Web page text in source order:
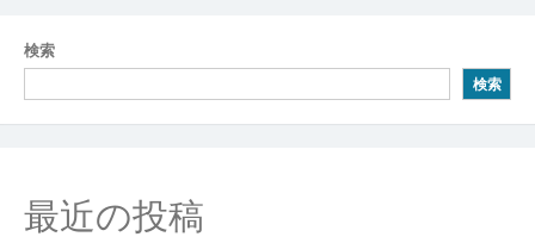
検索
検索
最近の投稿